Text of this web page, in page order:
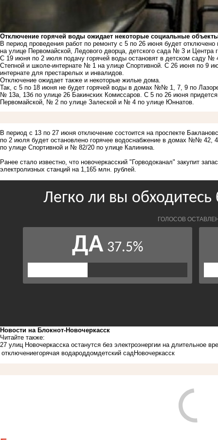
Отключение горячей воды ожидает некоторые социальные
В период проведения работ по ремонту с 5 по 26 июня будет
на улице Первомайской, Ледового дворца, детского сада № 3 и Центра
С 19 июня по 2 июля подачу горячей воды остановят в детском
Степной и школе-интернате № 1 на улице Спортивной. С 26 июня по 9
интернате для престарелых и инвалидов.
Отключение ожидает также и некоторые жилые дома.
Так, с 5 по 18 июня не будет горячей воды в домах №№ 1, 7, 9 по
№ 13а, 13б по улице 26 Бакинских Комиссаров. С 5 по 26 июня
Первомайской, № 2 по улице Залеской и № 4 по улице Юннатов.
В период с 13 по 27 июня отключение состоится на проспекте
по 2 июля будет остановлено горячее водоснабжение в домах №№
по улице Спортивной и № 82/20 по улице Калинина.
Ранее стало известно, что новочеркасский "Горводоканал" закупит
электролизных станций на 1,165 млн. рублей.
Новости на Блoкнoт-Новочеркасск
Читайте также:
27 улиц Новочеркасска останутся без электроэнергии на длительное
отключениегорячая водароддомдетский садНовочеркасск